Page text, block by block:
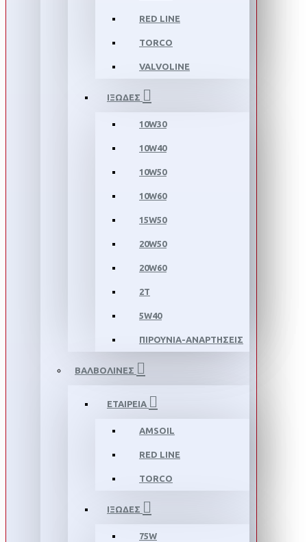
RED LINE
TORCO
VALVOLINE
ΙΞΩΔΕΣ
10W30
10W40
10W50
10W60
15W50
20W50
20W60
2T
5W40
ΠΙΡΟΥΝΙΑ-ΑΝΑΡΤΗΣΕΙΣ
ΒΑΛΒΟΛΙΝΕΣ
ΕΤΑΙΡΕΙΑ
AMSOIL
RED LINE
TORCO
ΙΞΩΔΕΣ
75W